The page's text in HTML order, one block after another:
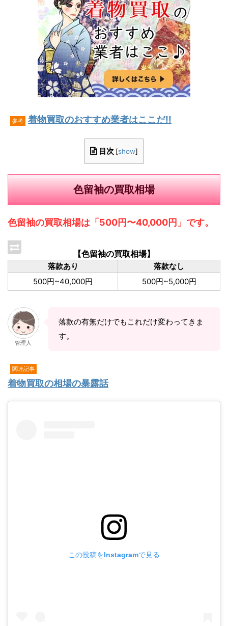
参考 着物買取のおすすめ業者はここだ!!
目次 [show]
色留袖の買取相場
色留袖の買取相場は「500円〜40,000円」です。
【色留袖の買取相場】
落款あり
落款なし
500円~40,000円
500円~5,000円
管理人
落款の有無だけでもこれだけ変わってきま
す。
関連記事
着物買取の相場の暴露話
この投稿をInstagramで見る